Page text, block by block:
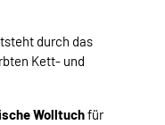
durch das
Kett- und
Wolltuchfür